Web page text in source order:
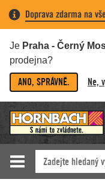
Doprava zdarma na
Je Praha - Černý
prodejna?
ANO, SPRÁVNĚ. Ne,